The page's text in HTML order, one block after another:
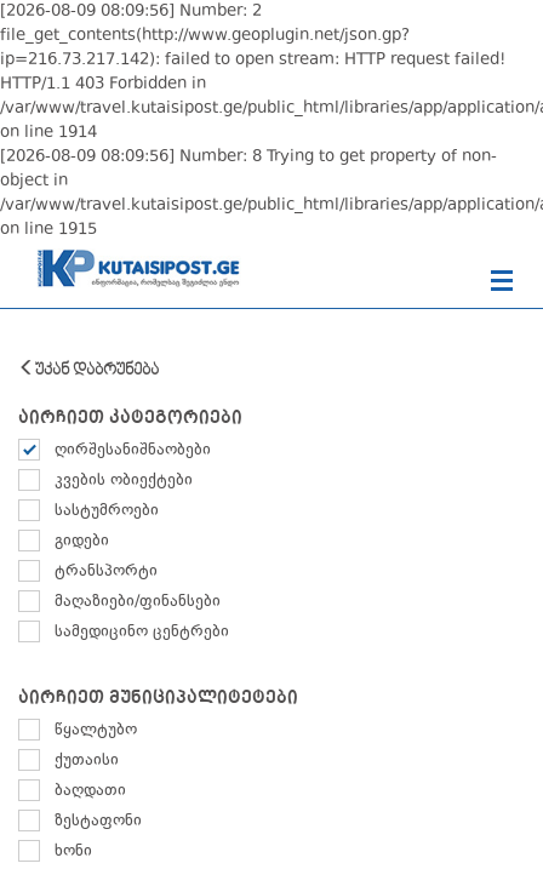
[2026-08-09 08:09:56] Number: 2
file_get_contents(http://www.geoplugin.net/json.gp?
ip=216.73.217.142): failed to open stream: HTTP request failed!
HTTP/1.1 403 Forbidden in
/var/www/travel.kutaisipost.ge/public_html/libraries/app/
on line 1914
[2026-08-09 08:09:56] Number: 8 Trying to get property of non-
object in
/var/www/travel.kutaisipost.ge/public_html/libraries/app/
on line 1915
უკან დაბრუნება
აირჩიეთ კატეგორიები
ღირშესანიშნაობები
კვების ობიექტები
სასტუმროები
გიდები
ტრანსპორტი
მაღაზიები/ფინანსები
სამედიცინო ცენტრები
აირჩიეთ მუნიციპალიტეტები
წყალტუბო
ქუთაისი
ბაღდათი
ზესტაფონი
ხონი